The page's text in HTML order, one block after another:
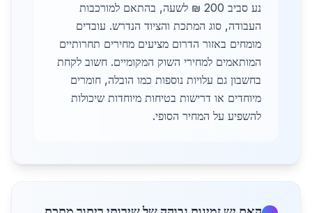
נע סביב 200 ₪ לשעה, בהתאם למורכבות
העבודה, סוג המתכת והציוד הנדרש. עובדים
מומחים באזור הדרום מציעים מחירים תחרותיים
המותאמים למחירי השוק המקומיים. חשוב לקחת
בחשבון גם עלויות נוספות כמו הובלה, חומרים
מיוחדים או דרישות בטיחות מיוחדות שיכולות
להשפיע על המחיר הסופי.